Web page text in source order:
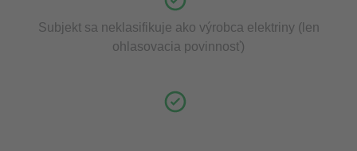
Subjekt sa neklasifikuje ako výrobca elektriny (len
ohlasovacia povinnosť)